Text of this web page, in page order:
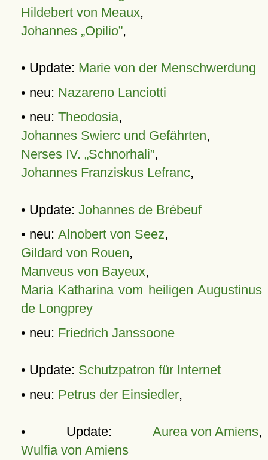
Hildebert von Meaux,
Johannes „Opilio”,
• Update: Marie von der Menschwerdung
• neu: Nazareno Lanciotti
• neu: Theodosia,
Johannes Swierc und Gefährten,
Nerses IV. „Schnorhali”,
Johannes Franziskus Lefranc,
• Update: Johannes de Brébeuf
• neu: Alnobert von Seez,
Gildard von Rouen,
Manveus von Bayeux,
Maria Katharina vom heiligen Augustinus
de Longprey
• neu: Friedrich Janssoone
• Update: Schutzpatron für Internet
• neu: Petrus der Einsiedler,
• Update: Aurea von Amiens,
Wulfia von Amiens